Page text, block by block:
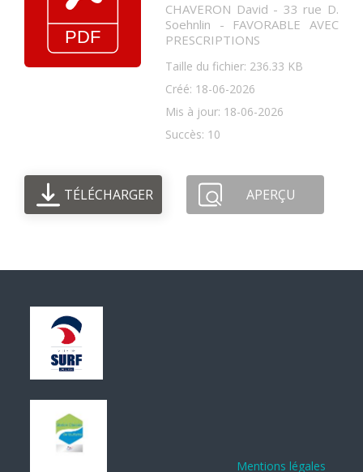
CHAVERON David - 33 rue D.
Soehnlin - FAVORABLE AVEC
PRESCRIPTIONS
Taille du fichier: 236.33 KB
Créé: 18-06-2026
Mis à jour: 18-06-2026
Succès: 10
TÉLÉCHARGER APERÇU
Mentions légales